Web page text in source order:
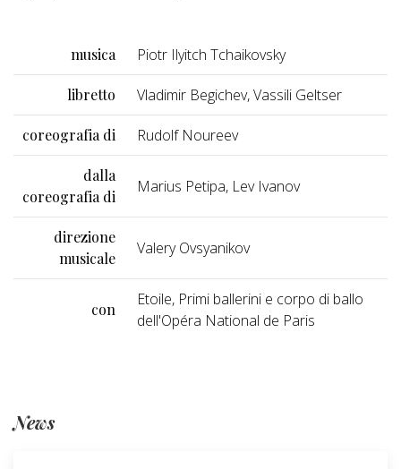
musica Piotr Ilyitch Tchaikovsky
libretto Vladimir Begichev, Vassili Geltser
coreografia di Rudolf Noureev
dalla
coreografia di
Marius Petipa, Lev Ivanov
direzione
musicale
Valery Ovsyanikov
con
Etoile, Primi ballerini e corpo di ballo
dell'Opéra National de Paris
News